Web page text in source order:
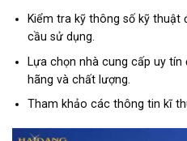
Kiểm tra kỹ thông số kỹ thuật
cầu sử dụng.
Lựa chọn nhà cung cấp uy
hãng và chất lượng.
Tham khảo các thông tin kĩ